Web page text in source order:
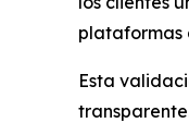
plataformas
Esta